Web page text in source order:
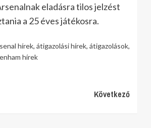
eladásra tilos jelzést
a 25 éves játékosra.
hírek, átigazolási hírek, átigazolások,
hírek
Következő